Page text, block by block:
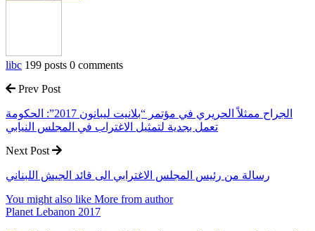
libc 199 posts 0 comments
Prev Post
الجراح ممثلاً الحريري في مؤتمر “بلانيت ليبانون 2017”: الحكومة
تعمل بجدية لتمثيل الاغتراب في المجلس النيابي
Next Post
رسالة من رئيس المجلس الاغترابي الى قائد الجيش اللبناني
You might also like More from author
Planet Lebanon 2017